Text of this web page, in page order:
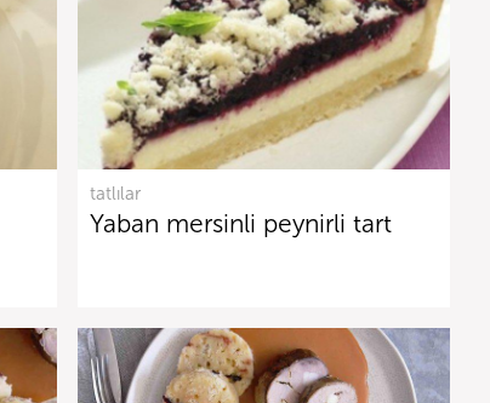
tatlılar
Yaban mersinli peynirli tart